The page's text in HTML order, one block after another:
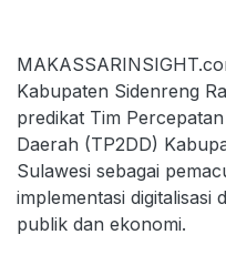
Kabupaten Sidenreng
predikat Tim
Daerah (TP2DD)
Sulawesi sebagai
implementasi digitalisasi
publik dan ekonomi.